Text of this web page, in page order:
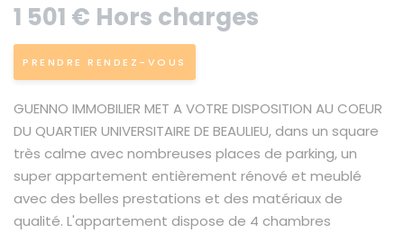
1 501 € Hors charges
PRENDRE RENDEZ-VOUS
GUENNO IMMOBILIER MET A VOTRE DISPOSITION AU COEUR
DU QUARTIER UNIVERSITAIRE DE BEAULIEU, dans un square
très calme avec nombreuses places de parking, un
super appartement entièrement rénové et meublé
avec des belles prestations et des matériaux de
qualité. L'appartement dispose de 4 chambres